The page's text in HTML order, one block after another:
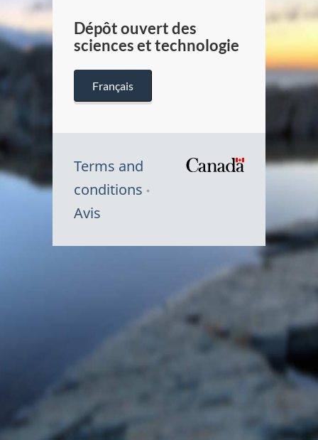
Dépôt ouvert des
sciences et technologie
Français
Terms and
conditions
Avis
du